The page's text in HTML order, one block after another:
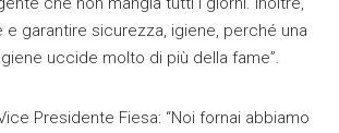
e garantire sicurezza, igiene, perché una
uccide molto di più della fame”.
Presidente Fiesa: “Noi fornai abbiamo